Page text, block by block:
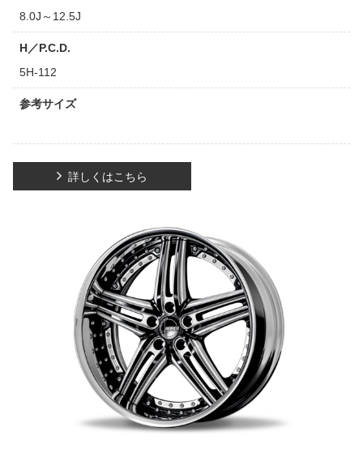
8.0J～12.5J
H／P.C.D.
5H-112
参考サイズ
詳しくはこちら